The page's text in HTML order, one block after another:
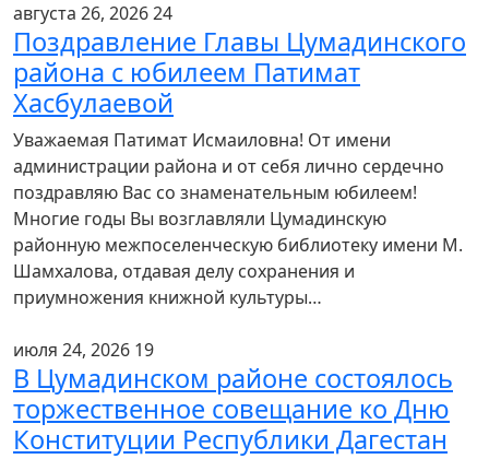
августа 26, 202624
Поздравление Главы Цумадинского
района с юбилеем Патимат
Хасбулаевой
Уважаемая Патимат Исмаиловна! От имени
администрации района и от себя лично сердечно
поздравляю Вас со знаменательным юбилеем!
Многие годы Вы возглавляли Цумадинскую
районную межпоселенческую библиотеку имени М.
Шамхалова, отдавая делу сохранения и
приумножения книжной культуры…
июля 24, 2026 19
В Цумадинском районе состоялось
торжественное совещание ко Дню
Конституции Республики Дагестан